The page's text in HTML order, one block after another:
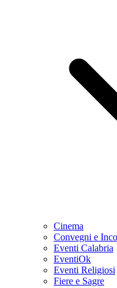
Cinema
Convegni e
Eventi Calabria
EventiOk
Eventi Religiosi
Fiere e Sagre